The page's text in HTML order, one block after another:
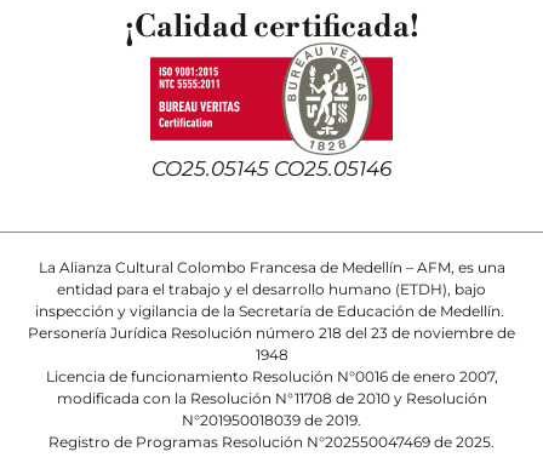
¡Calidad certificada!
CO25.05145 CO25.05146
La Alianza Cultural Colombo Francesa de Medellín – AFM, es una
entidad para el trabajo y el desarrollo humano (ETDH), bajo
inspección y vigilancia de la Secretaría de Educación de Medellín.
Personería Jurídica Resolución número 218 del 23 de noviembre de
1948
Licencia de funcionamiento Resolución N°0016 de enero 2007,
modificada con la Resolución N°11708 de 2010 y Resolución
N°201950018039 de 2019.
Registro de Programas Resolución N°202550047469 de 2025.